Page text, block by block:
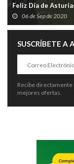
Feliz Día de
06 de Sep de 2020
SUSCRÍBETE A
Recibe directamente
mejores ofertas.